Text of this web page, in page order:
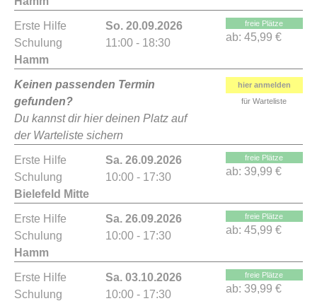
Erste Hilfe
Schulung
Hamm
So. 20.09.2026
11:00 - 18:30
freie Plätze
ab: 45,99 €
Keinen passenden Termin
gefunden?
Du kannst dir hier deinen Platz auf
der Warteliste sichern
hier anmelden
für Warteliste
Erste Hilfe
Schulung
Bielefeld Mitte
Sa. 26.09.2026
10:00 - 17:30
freie Plätze
ab: 39,99 €
Erste Hilfe
Schulung
Hamm
Sa. 26.09.2026
10:00 - 17:30
freie Plätze
ab: 45,99 €
Erste Hilfe
Schulung
Sa. 03.10.2026
10:00 - 17:30
freie Plätze
ab: 39,99 €